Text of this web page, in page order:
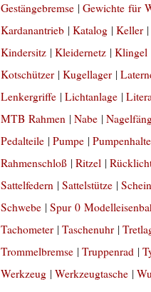
Gestängebremse |Gewichte für
Kardanantrieb |Katalog |Keller
Kindersitz |Kleidernetz |Klingel
Kotschützer |Kugellager |
Lenkergriffe |Lichtanlage |
MTB Rahmen |Nabe |
Pedalteile |Pumpe |
Rahmenschloß |Ritzel |
Sattelfedern |Sattelstütze |
Schwebe |Spur 0
Tachometer |Taschenuhr |
Trommelbremse |Truppenrad |
Werkzeug |Werkzeugtasche |